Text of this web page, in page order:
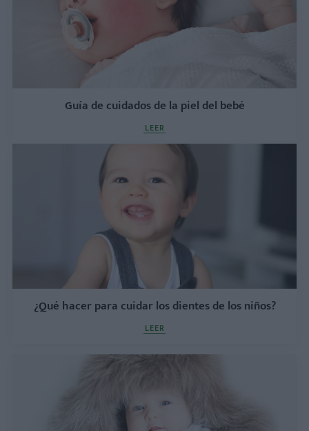
Guía de cuidados de la piel del bebé
LEER
¿Qué hacer para cuidar los dientes de los niños?
LEER